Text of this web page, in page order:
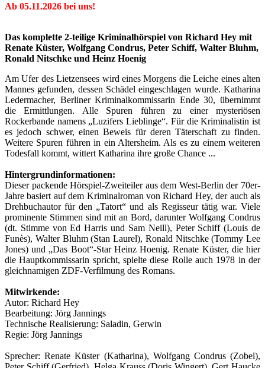
Ab 05.11.2026 bei uns!
Das komplette 2-teilige Kriminalhörspiel von Richard Hey mit
Renate Küster, Wolfgang Condrus, Peter Schiff, Walter Bluhm,
Ronald Nitschke und Heinz Hoenig
Am Ufer des Lietzensees wird eines Morgens die Leiche eines alten
Mannes gefunden, dessen Schädel eingeschlagen wurde. Katharina
Ledermacher, Berliner Kriminalkommissarin Ende 30, übernimmt
die Ermittlungen. Alle Spuren führen zu einer mysteriösen
Rockerbande namens „Luzifers Lieblinge“. Für die Kriminalistin ist
es jedoch schwer, einen Beweis für deren Täterschaft zu finden.
Weitere Spuren führen in ein Altersheim. Als es zu einem weiteren
Todesfall kommt, wittert Katharina ihre große Chance ...
Hintergrundinformationen:
Dieser packende Hörspiel-Zweiteiler aus dem West-Berlin der 70er-
Jahre basiert auf dem Kriminalroman von Richard Hey, der auch als
Drehbuchautor für den „Tatort“ und als Regisseur tätig war. Viele
prominente Stimmen sind mit an Bord, darunter Wolfgang Condrus
(dt. Stimme von Ed Harris und Sam Neill), Peter Schiff (Louis de
Funès), Walter Bluhm (Stan Laurel), Ronald Nitschke (Tommy Lee
Jones) und „Das Boot“-Star Heinz Hoenig. Renate Küster, die hier
die Hauptkommissarin spricht, spielte diese Rolle auch 1978 in der
gleichnamigen ZDF-Verfilmung des Romans.
Mitwirkende:
Autor: Richard Hey
Bearbeitung: Jörg Jannings
Technische Realisierung: Saladin, Gerwin
Regie: Jörg Jannings
Sprecher: Renate Küster (Katharina), Wolfgang Condrus (Zobel),